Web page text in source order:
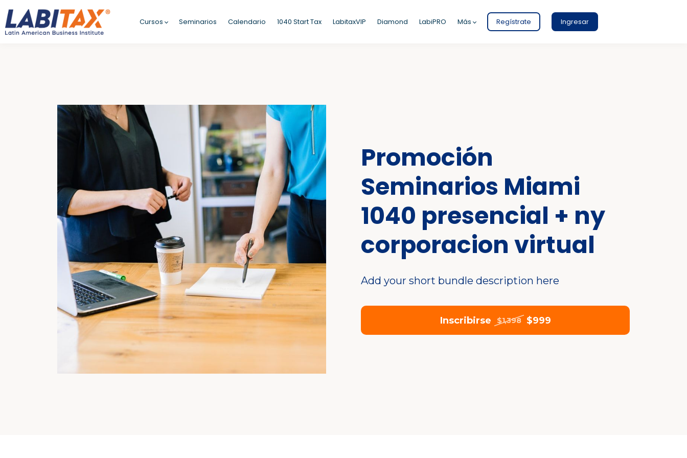
Cursos Seminarios Calendario 1040 Start Tax LabitaxVIP Diamond LabiPRO Más Regístrate Ingresar
Promoción
Seminarios Miami
1040 presencial + ny
corporacion virtual
Add your short bundle description here
Inscribirse $1,398 $999